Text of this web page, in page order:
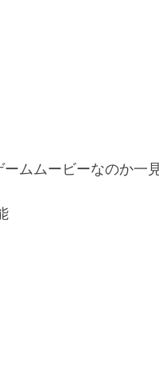
ムムービーなのか一